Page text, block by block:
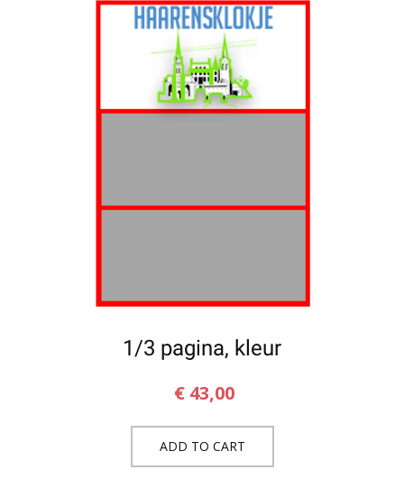
1/3 pagina, kleur
€43,00
ADD TO CART